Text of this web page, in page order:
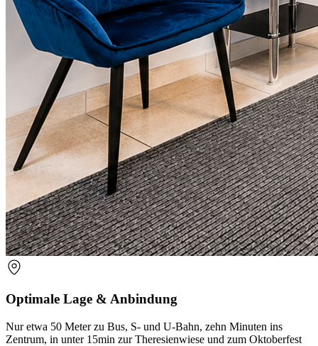
Optimale Lage & Anbindung
Nur etwa 50 Meter zu Bus, S- und U-Bahn, zehn Minuten ins
Zentrum, in unter 15min zur Theresienwiese und zum Oktoberfest